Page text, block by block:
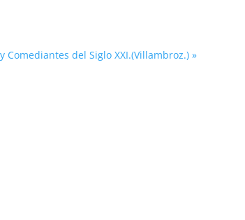
Comediantes del Siglo XXI.(Villambroz.)»